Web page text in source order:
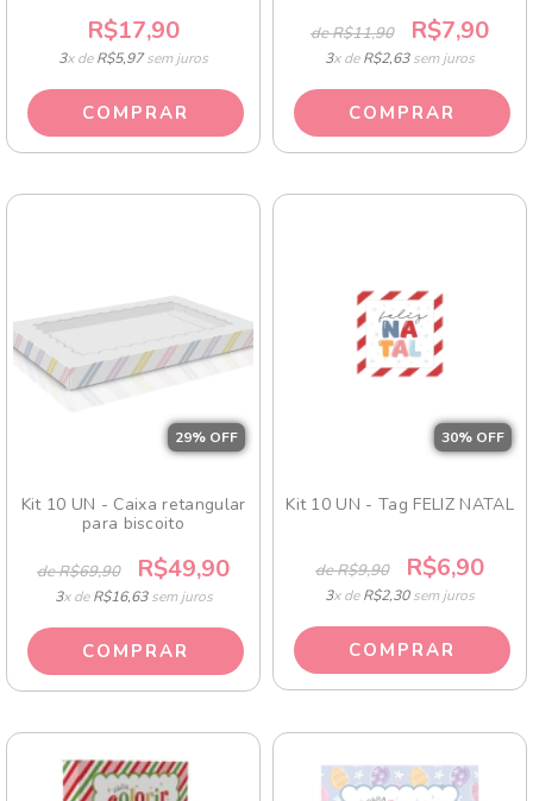
R$17,90
3x deR$5,97sem juros
de R$11,90 R$7,90
3x deR$2,63sem juros
29% OFF
Kit 10 UN - Caixa retangular
para biscoito
de R$69,90 R$49,90
3x deR$16,63sem juros
30% OFF
Kit 10 UN - Tag FELIZ NATAL
de R$9,90 R$6,90
3x deR$2,30sem juros